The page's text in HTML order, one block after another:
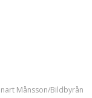
Månsson/Bildbyrån